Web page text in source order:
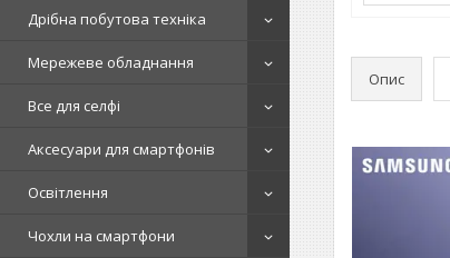
Дрібна побутова техніка
Мережеве обладнання
Все для селфі
Аксесуари для смартфонів
Освітлення
Чохли на смартфони
Опис